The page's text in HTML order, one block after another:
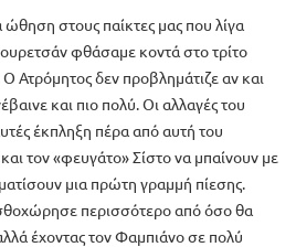
στους παίκτες μας που λίγα
φθάσαμε κοντά στο τρίτο
Ατρόμητος δεν προβλημάτιζε αν και
και πιο πολύ. Οι αλλαγές του
έκπληξη πέρα από αυτή του
τον «φευγάτο» Σίστο να μπαίνουν με
μια πρώτη γραμμή πίεσης.
περισσότερο από όσο θα
έχοντας τον Φαμπιάνο σε πολύ